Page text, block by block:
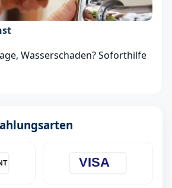
Wasserschaden? Soforthilfe
VISA